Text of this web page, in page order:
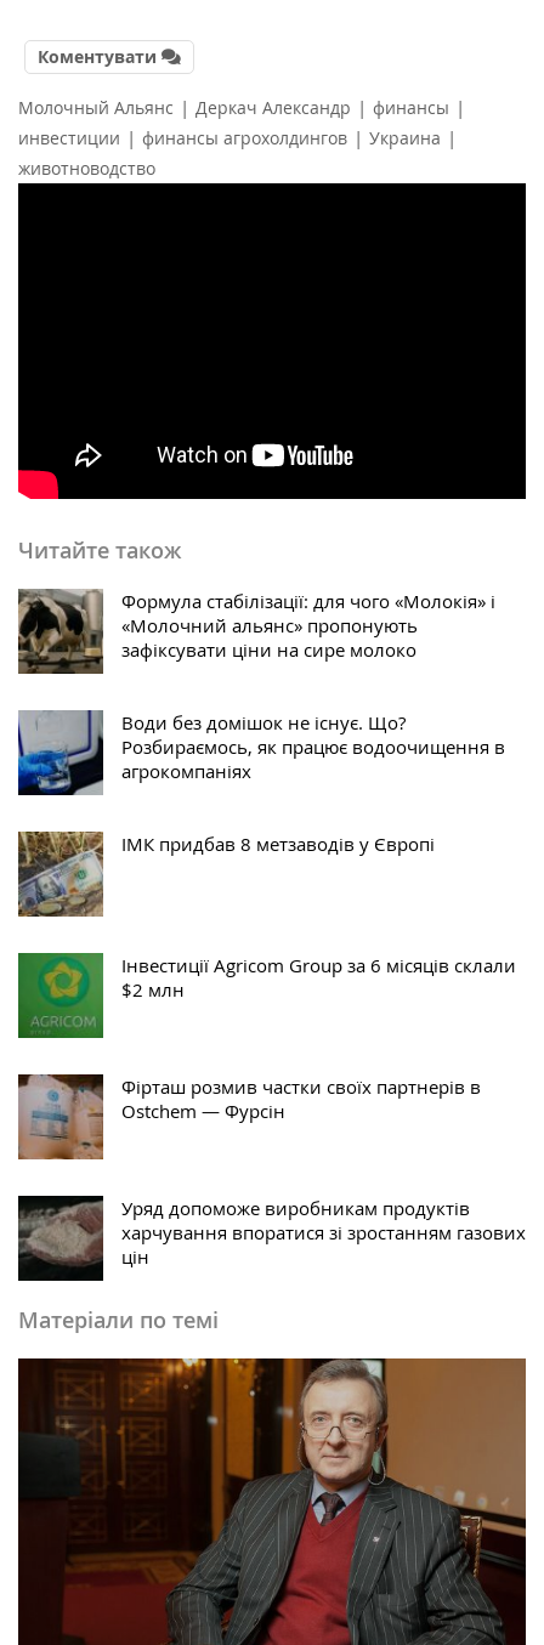
Коментувати
Молочный Альянс | Деркач Александр | финансы |
инвестиции | финансы агрохолдингов | Украина |
животноводство
Читайте також
Формула стабілізації: для чого «Молокія» і
«Молочний альянс» пропонують
зафіксувати ціни на сире молоко
Води без домішок не існує. Що?
Розбираємось, як працює водоочищення в
агрокомпаніях
ІМК придбав 8 метзаводів у Європі
Інвестиції Agricom Group за 6 місяців склали
$2 млн
Фірташ розмив частки своїх партнерів в
Ostchem — Фурсін
Уряд допоможе виробникам продуктів
харчування впоратися зі зростанням газових
цін
Матеріали по темі